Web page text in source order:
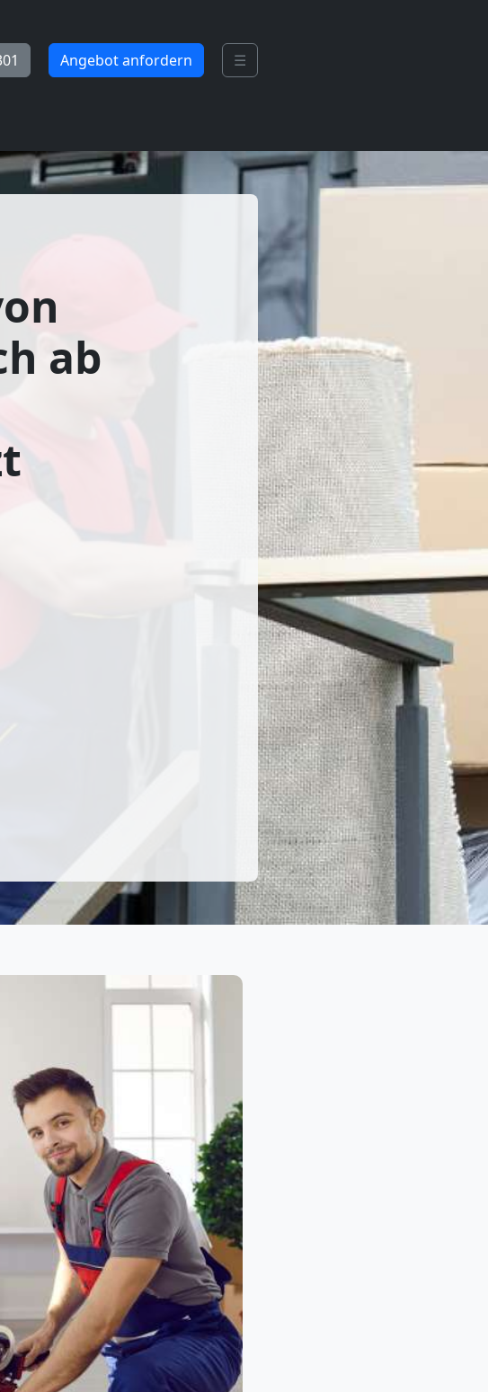
Angebot anfordern ☰
ab